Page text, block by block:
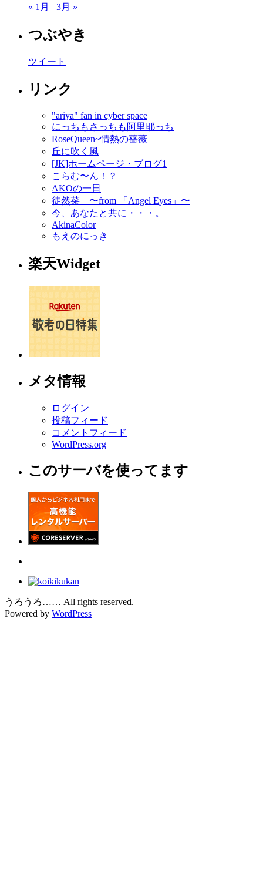
« 1月
3月 »
つぶやき
ツイート
リンク
"ariya" fan in cyber space
にっちもさっちも阿里耶っち
RoseQueen~情熱の薔薇
丘に吹く風
[JK]ホームページ・ブログ1
こらむ〜ん！？
AKOの一日
徒然菜 〜from 「Angel Eyes」〜
今、あなたと共に・・・。
AkinaColor
もえのにっき
楽天Widget
メタ情報
ログイン
投稿フィード
コメントフィード
WordPress.org
このサーバを使ってます
うろうろ…… All rights reserved.
Powered by WordPress